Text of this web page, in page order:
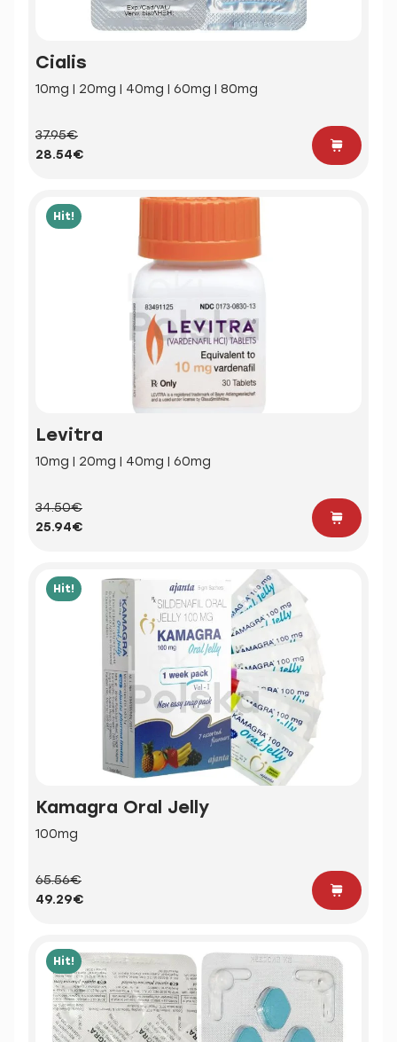
Cialis
10mg | 20mg | 40mg | 60mg | 80mg
37.95€
28.54€
Hit!
Levitra
10mg | 20mg | 40mg | 60mg
34.50€
25.94€
Hit!
Kamagra Oral Jelly
100mg
65.56€
49.29€
Hit!